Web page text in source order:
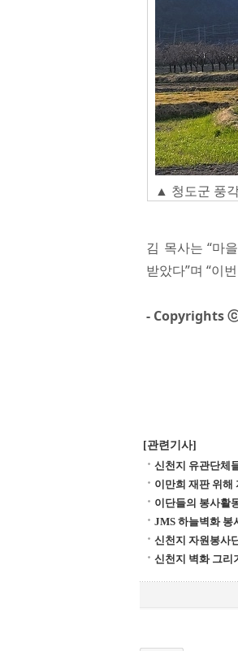
▲ 청도군 풍
김 목사는 “마
받았다”며 “이
- Copyrights ⓒ
[관련기사]
신천지 유관단체
이만희 재판 위해
이단들의 봉사활
JMS 하늘벽화 봉
신천지 자원봉사
신천지 벽화 그리